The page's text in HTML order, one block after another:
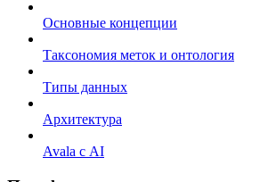
Основные концепции
Таксономия меток и онтология
Типы данных
Архитектура
Avala с AI